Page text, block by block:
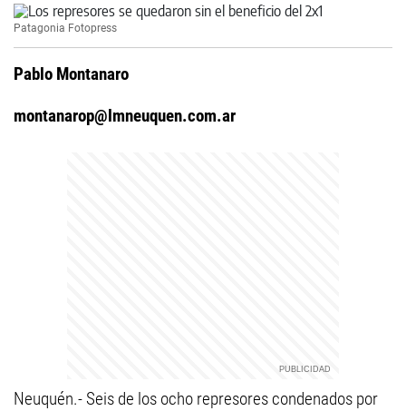
Patagonia Fotopress
Pablo Montanaro
montanarop@lmneuquen.com.ar
Neuquén.- Seis de los ocho represores condenados por